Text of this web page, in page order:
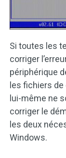
Si toutes les
corriger
périphérique
les fichiers
lui-même ne
corriger le
les deux
Windows.